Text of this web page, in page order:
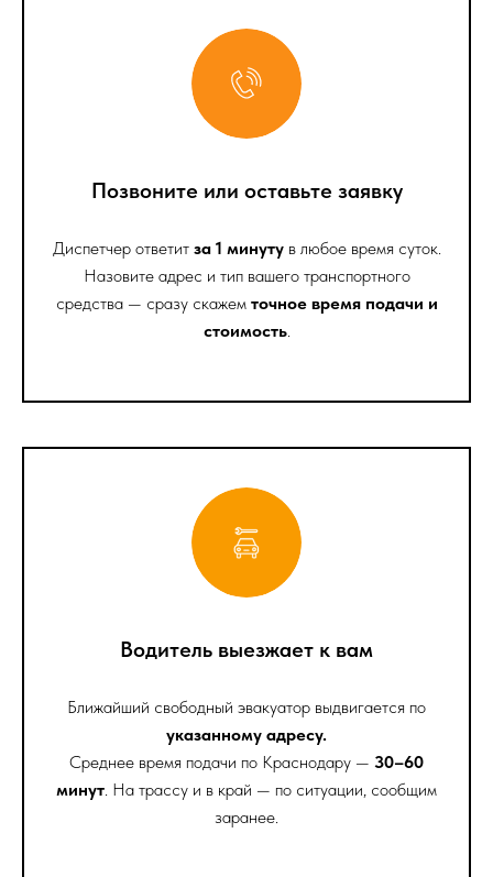
Позвоните или оставьте заявку
Диспетчер ответит за 1 минутув любое время суток.
Назовите адрес и тип вашего транспортного
средства — сразу скажем точное время подачи и
стоимость.
Водитель выезжает к вам
Ближайший свободный эвакуатор выдвигается по
указанному адресу.
Среднее время подачи по Краснодару — 30–60
минут . На трассу и в край — по ситуации, сообщим
заранее.